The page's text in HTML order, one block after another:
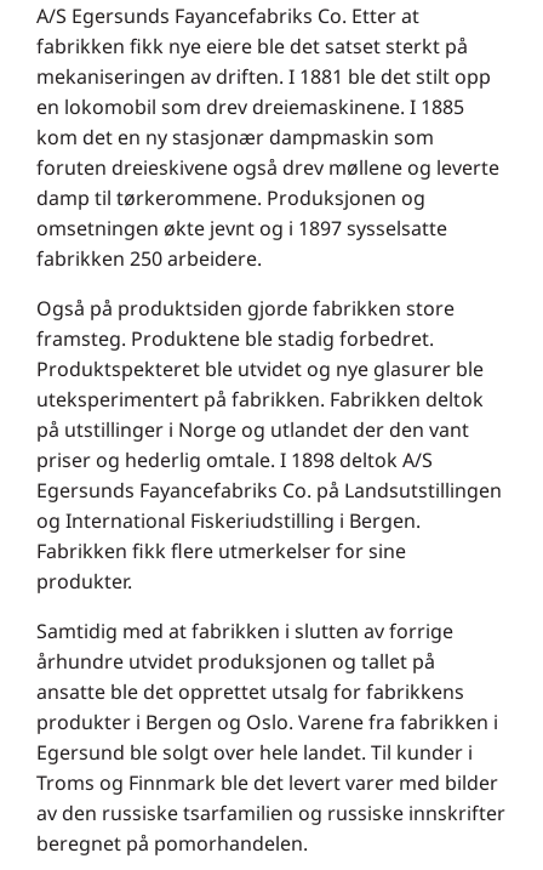
A/S Egersunds Fayancefabriks Co. Etter at
fabrikken fikk nye eiere ble det satset sterkt på
mekaniseringen av driften. I 1881 ble det stilt opp
en lokomobil som drev dreiemaskinene. I 1885
kom det en ny stasjonær dampmaskin som
foruten dreieskivene også drev møllene og leverte
damp til tørkerommene. Produksjonen og
omsetningen økte jevnt og i 1897 sysselsatte
fabrikken 250 arbeidere.
Også på produktsiden gjorde fabrikken store
framsteg. Produktene ble stadig forbedret.
Produktspekteret ble utvidet og nye glasurer ble
uteksperimentert på fabrikken. Fabrikken deltok
på utstillinger i Norge og utlandet der den vant
priser og hederlig omtale. I 1898 deltok A/S
Egersunds Fayancefabriks Co. på Landsutstillingen
og International Fiskeriudstilling i Bergen.
Fabrikken fikk flere utmerkelser for sine
produkter.
Samtidig med at fabrikken i slutten av forrige
århundre utvidet produksjonen og tallet på
ansatte ble det opprettet utsalg for fabrikkens
produkter i Bergen og Oslo. Varene fra fabrikken i
Egersund ble solgt over hele landet. Til kunder i
Troms og Finnmark ble det levert varer med bilder
av den russiske tsarfamilien og russiske innskrifter
beregnet på pomorhandelen.